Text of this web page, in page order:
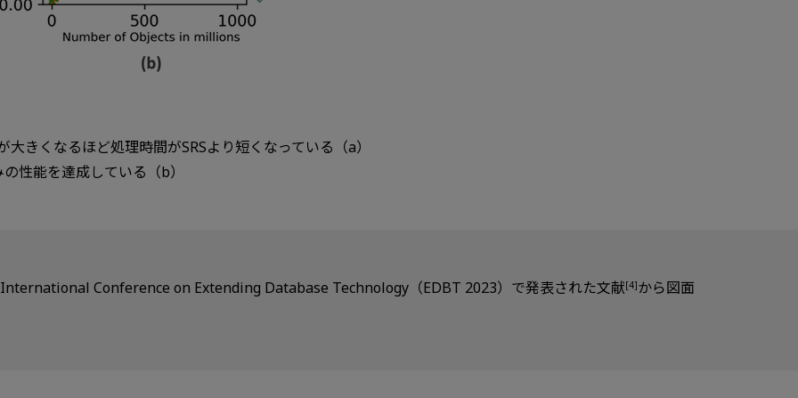
きくなるほど処理時間がSRSより短くなっている（a）
性能を達成している（b）
Conference on Extending Database Technology（EDBT 2023）で発表された文献[4]から図面